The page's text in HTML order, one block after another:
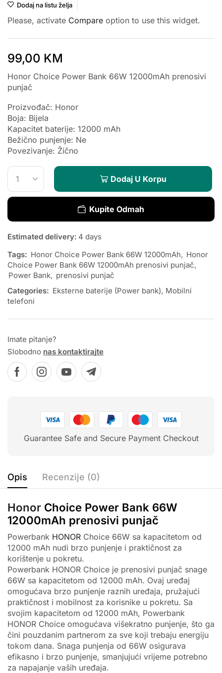
Dodaj na listu želja
Please, activate Compare option to use this widget.
99,00 KM
Honor Choice Power Bank 66W 12000mAh prenosivi
punjač
Proizvođač: Honor
Boja: Bijela
Kapacitet baterije: 12000 mAh
Bežično punjenje: Ne
Povezivanje: Žično
Dodaj U Korpu
Kupite Odmah
Estimated delivery: 4 days
Tags: Honor Choice Power Bank 66W 12000mAh, Honor
Choice Power Bank 66W 12000mAh prenosivi punjač,
Power Bank, prenosivi punjač
Categories: Eksterne baterije (Power bank), Mobilni
telefoni
Imate pitanje?
Slobodno nas kontaktirajte
Guarantee Safe and Secure Payment Checkout
Opis Recenzije (0)
Honor Choice Power Bank 66W
12000mAh prenosivi punjač
Powerbank HONOR Choice 66W sa kapacitetom od
12000 mAh nudi brzo punjenje i praktičnost za
korištenje u pokretu.
Powerbank HONOR Choice je prenosivi punjač snage
66W sa kapacitetom od 12000 mAh. Ovaj uređaj
omogućava brzo punjenje raznih uređaja, pružajući
praktičnost i mobilnost za korisnike u pokretu. Sa
svojim kapacitetom od 12000 mAh, Powerbank
HONOR Choice omogućava višekratno punjenje, što ga
čini pouzdanim partnerom za sve koji trebaju energiju
tokom dana. Snaga punjenja od 66W osigurava
efikasno i brzo punjenje, smanjujući vrijeme potrebno
za napajanje vaših uređaja.